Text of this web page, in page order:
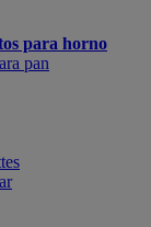
para horno
pan